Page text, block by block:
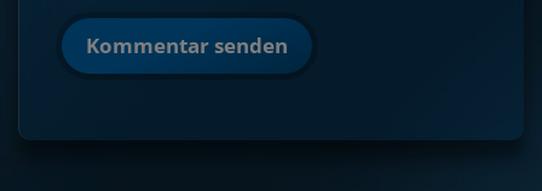
Kommentar senden